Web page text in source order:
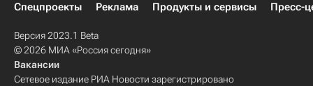
Спецпроекты
Реклама Продукты и сервисы Пресс-
Версия 2023.1 Beta
© 2026 МИА «Россия сегодня»
Вакансии
Сетевое издание РИА Новости зарегистрировано